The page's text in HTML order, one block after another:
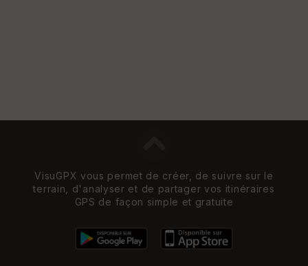
VisuGPX vous permet de créer, de suivre sur le
terrain, d'analyser et de partager vos itinéraires
GPS de façon simple et gratuite